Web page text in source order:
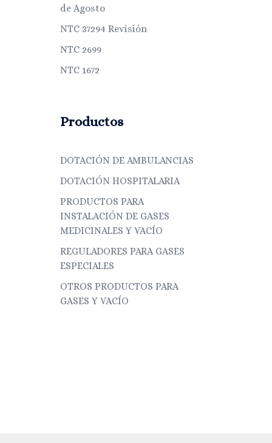
de Agosto
NTC 37294 Revisión
NTC 2699
NTC 1672
Productos
DOTACIÓN DE AMBULANCIAS
DOTACIÓN HOSPITALARIA
PRODUCTOS PARA
INSTALACIÓN DE GASES
MEDICINALES Y VACÍO
REGULADORES PARA GASES
ESPECIALES
OTROS PRODUCTOS PARA
GASES Y VACÍO